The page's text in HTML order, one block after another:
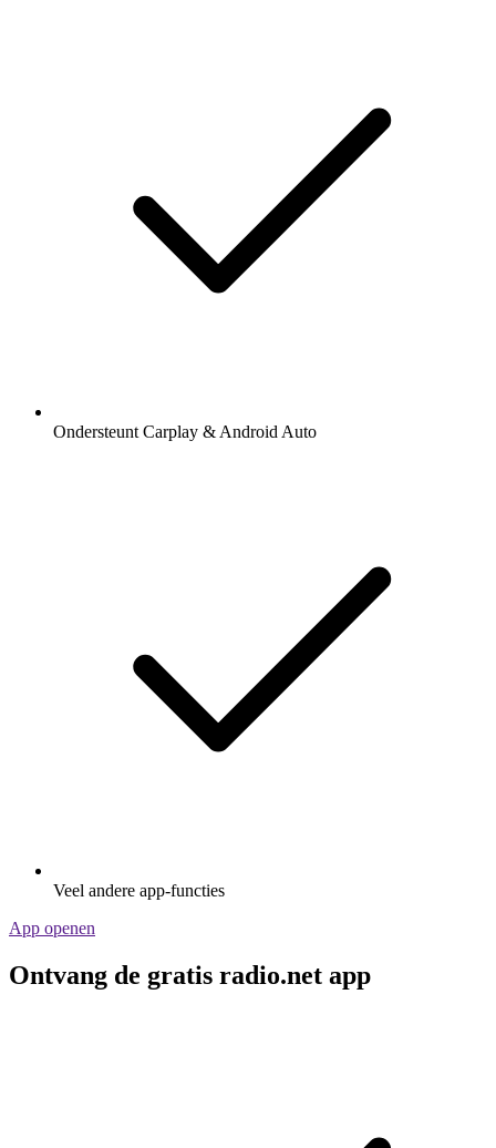
Ondersteunt Carplay & Android Auto
Veel andere app-functies
App openen
Ontvang de gratis radio.net app